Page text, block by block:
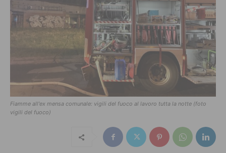
Fiamme all'ex mensa comunale: vigili del fuoco al lavoro tutta la notte (foto
vigili del fuoco)